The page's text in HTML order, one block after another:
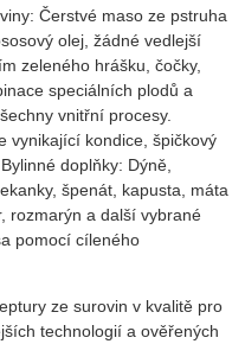
Čerstvé maso ze pstruha
olej, žádné vedlejší
zeleného hrášku, čočky,
speciálních plodů a
vnitřní procesy.
vynikající kondice, špičkový
doplňky: Dýně,
špenát, kapusta, máta
rozmarýn a další vybrané
pomocí cíleného
ze surovin v kvalitě pro
technologií a ověřených